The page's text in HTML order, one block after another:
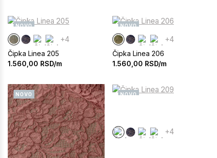
NOVO
+4
Čipka Linea 205
1.560,00 RSD/m
NOVO
+4
Čipka Linea 206
1.560,00 RSD/m
NOVO NOVO
+4